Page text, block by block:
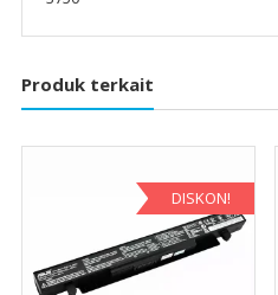
Produk terkait
DISKON!